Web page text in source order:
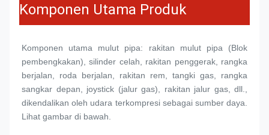
Komponen Utama Produk
Komponen utama mulut pipa: rakitan mulut pipa (Blok
pembengkakan), silinder celah, rakitan penggerak, rangka
berjalan, roda berjalan, rakitan rem, tangki gas, rangka
sangkar depan, joystick (jalur gas), rakitan jalur gas, dll.,
dikendalikan oleh udara terkompresi sebagai sumber daya.
Lihat gambar di bawah.